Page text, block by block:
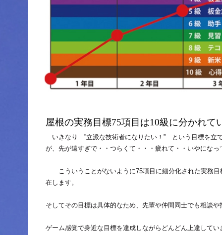
屋根の実務目標75項目は10級に分かれて
いきなり ”立派な技術者になりたい！” という目標を立
が、先が遠すぎで・・つらくて・・・疲れて・・いやになっ
こういうことがないように75項目に細分化された実務
在します。
そしてその目標は具体的なため、先輩や仲間同士でも相談
ゲーム感覚で身近な目標を達成しながらどんどん上達して